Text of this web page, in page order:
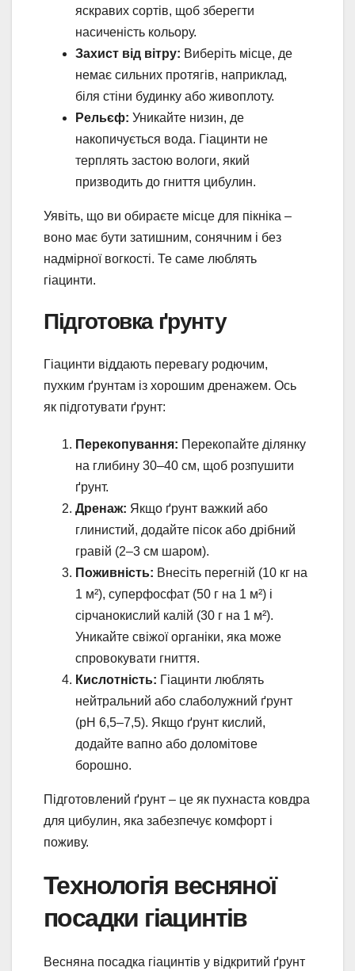
яскравих сортів, щоб зберегти
насиченість кольору.
Захист від вітру: Виберіть місце, де
немає сильних протягів, наприклад,
біля стіни будинку або живоплоту.
Рельєф: Уникайте низин, де
накопичується вода. Гіацинти не
терплять застою вологи, який
призводить до гниття цибулин.
Уявіть, що ви обираєте місце для пікніка –
воно має бути затишним, сонячним і без
надмірної вогкості. Те саме люблять
гіацинти.
Підготовка ґрунту
Гіацинти віддають перевагу родючим,
пухким ґрунтам із хорошим дренажем. Ось
як підготувати ґрунт:
Перекопування: Перекопайте ділянку
на глибину 30–40 см, щоб розпушити
ґрунт.
Дренаж: Якщо ґрунт важкий або
глинистий, додайте пісок або дрібний
гравій (2–3 см шаром).
Поживність: Внесіть перегній (10 кг на
1 м²), суперфосфат (50 г на 1 м²) і
сірчанокислий калій (30 г на 1 м²).
Уникайте свіжої органіки, яка може
спровокувати гниття.
Кислотність: Гіацинти люблять
нейтральний або слаболужний ґрунт
(pH 6,5–7,5). Якщо ґрунт кислий,
додайте вапно або доломітове
борошно.
Підготовлений ґрунт – це як пухнаста ковдра
для цибулин, яка забезпечує комфорт і
поживу.
Технологія весняної
посадки гіацинтів
Весняна посадка гіацинтів у відкритий ґрунт